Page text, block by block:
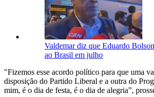
Valdemar diz que Eduardo
ao Brasil em julho
"Fizemos esse acordo político para que uma
disposição do Partido Liberal e a outra do
mim, é o dia de festa, é o dia de alegria”,